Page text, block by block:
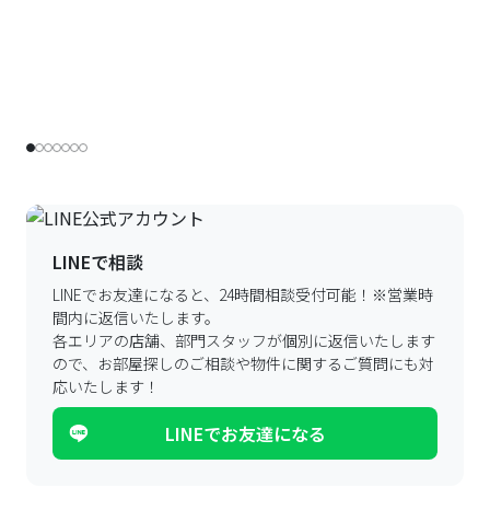
LINEで相談
LINEでお友達になると、24時間相談受付可能！ ※営業時
間内に返信いたします。
各エリアの店舗、部門スタッフが個別に返信いたします
ので、 お部屋探しのご相談や物件に関するご質問にも対
応いたします！
LINEでお友達になる